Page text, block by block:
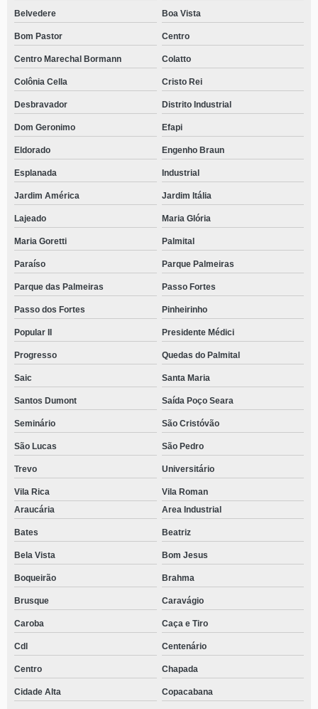
Belvedere Boa Vista
Bom Pastor Centro
Centro Marechal Bormann Colatto
Colônia Cella Cristo Rei
Desbravador Distrito Industrial
Dom Geronimo Efapi
Eldorado Engenho Braun
Esplanada Industrial
Jardim América Jardim Itália
Lajeado Maria Glória
Maria Goretti Palmital
Paraíso Parque Palmeiras
Parque das Palmeiras Passo Fortes
Passo dos Fortes Pinheirinho
Popular II Presidente Médici
Progresso Quedas do Palmital
Saic Santa Maria
Santos Dumont Saída Poço Seara
Seminário São Cristóvão
São Lucas São Pedro
Trevo Universitário
Vila Rica
Vila Roman
Araucária
Area Industrial
Bates Beatriz
Bela Vista Bom Jesus
Boqueirão Brahma
Brusque Caravágio
Caroba Caça e Tiro
Cdl Centenário
Centro Chapada
Cidade Alta Copacabana